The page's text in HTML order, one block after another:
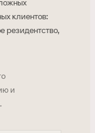
клиентов:
резидентство,
и